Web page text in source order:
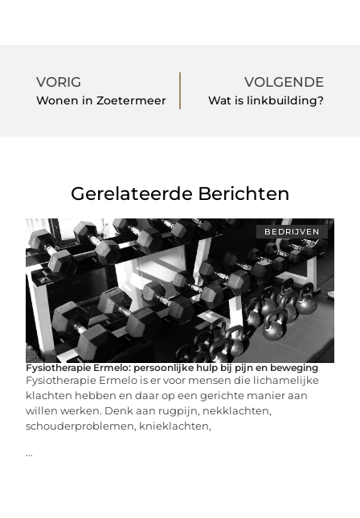
VORIG
Wonen in Zoetermeer
VOLGENDE
Wat is linkbuilding?
Gerelateerde Berichten
BEDRIJVEN
Fysiotherapie Ermelo: persoonlijke hulp bij pijn en beweging
Fysiotherapie Ermelo is er voor mensen die lichamelijke
klachten hebben en daar op een gerichte manier aan
willen werken. Denk aan rugpijn, nekklachten,
schouderproblemen, knieklachten,
...